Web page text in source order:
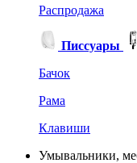
Распродажа
Писсуары
Бачок
Рама
Клавиши
Умывальники,